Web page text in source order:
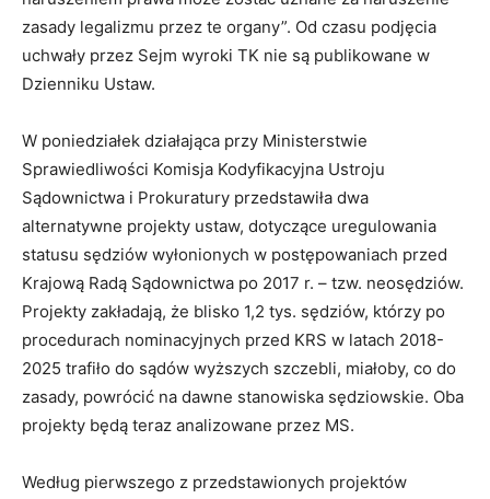
zasady legalizmu przez te organy”. Od czasu podjęcia
uchwały przez Sejm wyroki TK nie są publikowane w
Dzienniku Ustaw.
W poniedziałek działająca przy Ministerstwie
Sprawiedliwości Komisja Kodyfikacyjna Ustroju
Sądownictwa i Prokuratury przedstawiła dwa
alternatywne projekty ustaw, dotyczące uregulowania
statusu sędziów wyłonionych w postępowaniach przed
Krajową Radą Sądownictwa po 2017 r. – tzw. neosędziów.
Projekty zakładają, że blisko 1,2 tys. sędziów, którzy po
procedurach nominacyjnych przed KRS w latach 2018-
2025 trafiło do sądów wyższych szczebli, miałoby, co do
zasady, powrócić na dawne stanowiska sędziowskie. Oba
projekty będą teraz analizowane przez MS.
Według pierwszego z przedstawionych projektów